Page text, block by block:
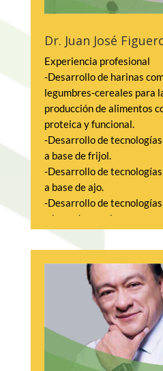
Tecnología del Gobierno
CONACYT en las áreas
biotecnología, materiales
energía, agua y
Dr. Juan José
Experiencia profesional
-Desarrollo de harinas
legumbres-cereales para
producción de alimentos
proteica y funcional.
-Desarrollo de
a base de frijol.
-Desarrollo de
a base de ajo.
-Desarrollo de
a base de nopal.
-Desarrollo de licores de
método hidroalcohólico.
-Aislado y modificación de
almidón de granos y
la mejora de sus
tecnofuncionales.
-Desarrollo de cubiertas
aplicación en frutas para
alargar su vida de anaquel.